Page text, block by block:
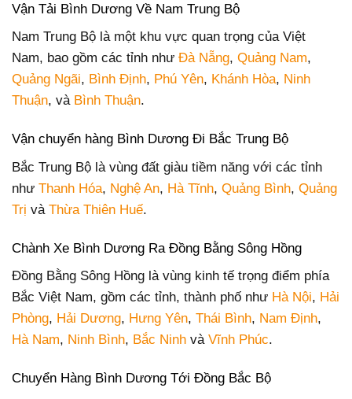
Vận Tải Bình Dương Về Nam Trung Bộ
Nam Trung Bộ là một khu vực quan trọng của Việt
Nam, bao gồm các tỉnh như Đà Nẵng, Quảng Nam,
Quảng Ngãi, Bình Định, Phú Yên, Khánh Hòa, Ninh
Thuận, và Bình Thuận.
Vận chuyển hàng Bình Dương Đi Bắc Trung Bộ
Bắc Trung Bộ là vùng đất giàu tiềm năng với các tỉnh
như Thanh Hóa, Nghệ An, Hà Tĩnh, Quảng Bình, Quảng
Trị và Thừa Thiên Huế.
Chành Xe Bình Dương Ra Đồng Bằng Sông Hồng
Đồng Bằng Sông Hồng là vùng kinh tế trọng điểm phía
Bắc Việt Nam, gồm các tỉnh, thành phố như Hà Nội, Hải
Phòng, Hải Dương, Hưng Yên, Thái Bình, Nam Định,
Hà Nam, Ninh Bình, Bắc Ninh và Vĩnh Phúc.
Chuyển Hàng Bình Dương Tới Đồng Bắc Bộ